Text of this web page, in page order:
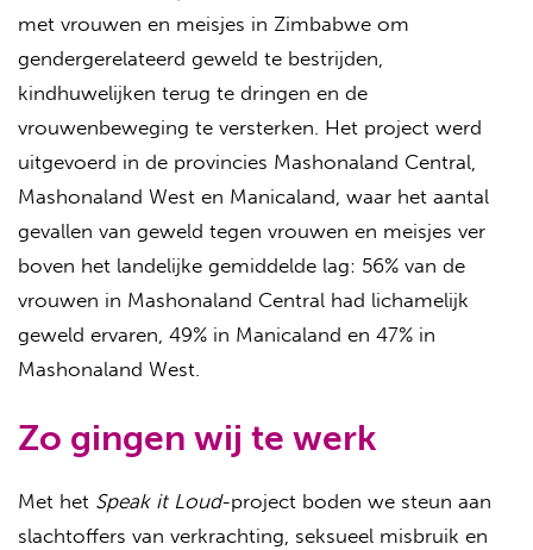
met vrouwen en meisjes in Zimbabwe om
gendergerelateerd geweld te bestrijden,
kindhuwelijken terug te dringen en de
vrouwenbeweging te versterken. Het project werd
uitgevoerd in de provincies Mashonaland Central,
Mashonaland West en Manicaland, waar het aantal
gevallen van geweld tegen vrouwen en meisjes ver
boven het landelijke gemiddelde lag: 56% van de
vrouwen in Mashonaland Central had lichamelijk
geweld ervaren, 49% in Manicaland en 47% in
Mashonaland West.
Zo gingen wij te werk
Met het Speak it Loud-project boden we steun aan
slachtoffers van verkrachting, seksueel misbruik en